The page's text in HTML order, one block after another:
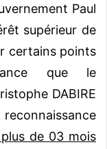
Paul
supérieur de
certains points
que le
DABIRE
de 03 mois